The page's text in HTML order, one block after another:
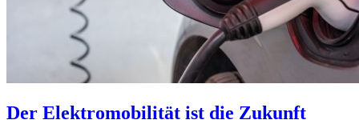
Der Elektromobilität ist die Zukunft